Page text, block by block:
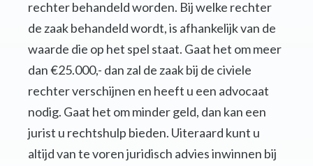
rechter behandeld worden. Bij welke rechter
de zaak behandeld wordt, is afhankelijk van de
waarde die op het spel staat. Gaat het om meer
dan €25.000,- dan zal de zaak bij de civiele
rechter verschijnen en heeft u een advocaat
nodig. Gaat het om minder geld, dan kan een
jurist u rechtshulp bieden. Uiteraard kunt u
altijd van te voren juridisch advies inwinnen bij